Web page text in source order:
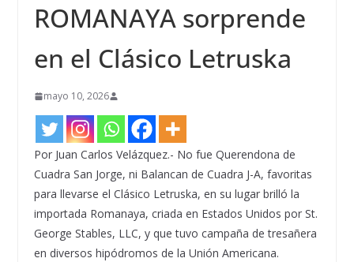
ROMANAYA sorprende
en el Clásico Letruska
mayo 10, 2026
Por Juan Carlos Velázquez.- No fue Querendona de
Cuadra San Jorge, ni Balancan de Cuadra J-A, favoritas
para llevarse el Clásico Letruska, en su lugar brilló la
importada Romanaya, criada en Estados Unidos por St.
George Stables, LLC, y que tuvo campaña de tresañera
en diversos hipódromos de la Unión Americana.